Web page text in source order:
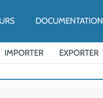
DOCUMENTATION
IMPORTER EXPORTER